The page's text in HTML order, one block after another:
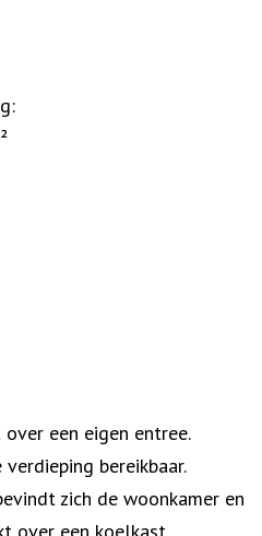
een eigen entree.
bereikbaar.
zich de woonkamer en
over een koelkast,